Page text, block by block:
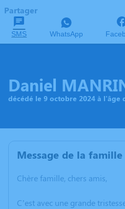
Partager
SMS WhatsApp
Daniel
décédé le 9 octobre 2024 à l'âge
Message de la famille
Chère famille, chers amis,
C’est avec une grande